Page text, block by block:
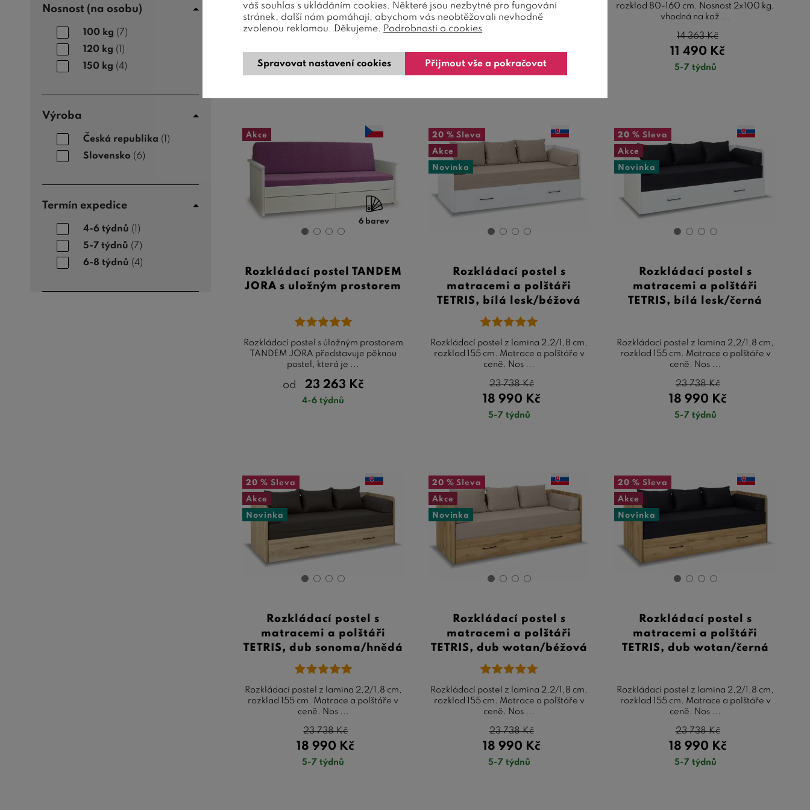
Nosnost (na osobu)
100 kg (7)
120 kg (1)
150 kg (4)
Výroba
Česká republika (1)
Slovensko (6)
Termín expedice
4-6 týdnů (1)
5-7 týdnů (7)
6-8 týdnů (4)
Nosnost 2x150 kg | Rozklad
160/180x200 cm | Rošt a šu ...
Kč
6-8 týdnů
rozklad 80-160 cm. Nosnost 2x100 kg,
vhodná na kaž ...
11 490Kč
5-7 týdnů
rozklad 80-160 cm. Nosnost 2x100 kg,
vhodná na kaž ...
11 490 Kč
14 363Kč
5-7 týdnů
Akce
6 barev
Rozkládací postel TANDEM
JORA s uložným prostorem
Rozkládací postel s úložným prostorem
TANDEM JORA představuje pěknou
postel, která je ...
od 23 263 Kč
4-6 týdnů
20 % Sleva
Akce
Novinka
Rozkládací postel s
matracemi a polštáři
TETRIS, bílá lesk/béžová
Rozkládací postel z lamina 2,2/1,8 cm,
rozklad 155 cm. Matrace a polštáře v
ceně. Nos ...
18 990 Kč
23 738Kč
5-7 týdnů
20 % Sleva
Akce
Novinka
Rozkládací postel s
matracemi a polštáři
TETRIS, bílá lesk/černá
Rozkládací postel z lamina 2,2/1,8 cm,
rozklad 155 cm. Matrace a polštáře v
ceně. Nos ...
18 990 Kč
23 738Kč
5-7 týdnů
20 % Sleva
Akce
Novinka
Rozkládací postel s
matracemi a polštáři
TETRIS, dub sonoma/hnědá
Rozkládací postel z lamina 2,2/1,8 cm,
rozklad 155 cm. Matrace a polštáře v
ceně. Nos ...
18 990 Kč
23 738Kč
5-7 týdnů
20 % Sleva
Akce
Novinka
Rozkládací postel s
matracemi a polštáři
TETRIS, dub wotan/béžová
Rozkládací postel z lamina 2,2/1,8 cm,
rozklad 155 cm. Matrace a polštáře v
ceně. Nos ...
18 990 Kč
23 738Kč
5-7 týdnů
20 % Sleva
Akce
Novinka
Rozkládací postel s
matracemi a polštáři
TETRIS, dub wotan/černá
Rozkládací postel z lamina 2,2/1,8 cm,
rozklad 155 cm. Matrace a polštáře v
ceně. Nos ...
18 990 Kč
23 738Kč
5-7 týdnů
váš souhlas s ukládáním cookies. Některé jsou nezbytné pro fungování
stránek, další nám pomáhají, abychom vás neobtěžovali nevhodně
zvolenou reklamou. Děkujeme. Podrobnosti o cookies
Spravovat nastavení cookies Přijmout vše a pokračovat